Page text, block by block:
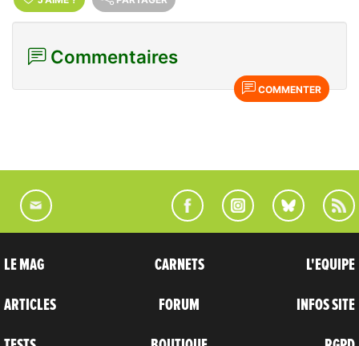
Commentaires
COMMENTER
LE MAG
ARTICLES
CARNETS
FORUM
L'EQUIPE
INFOS SITE